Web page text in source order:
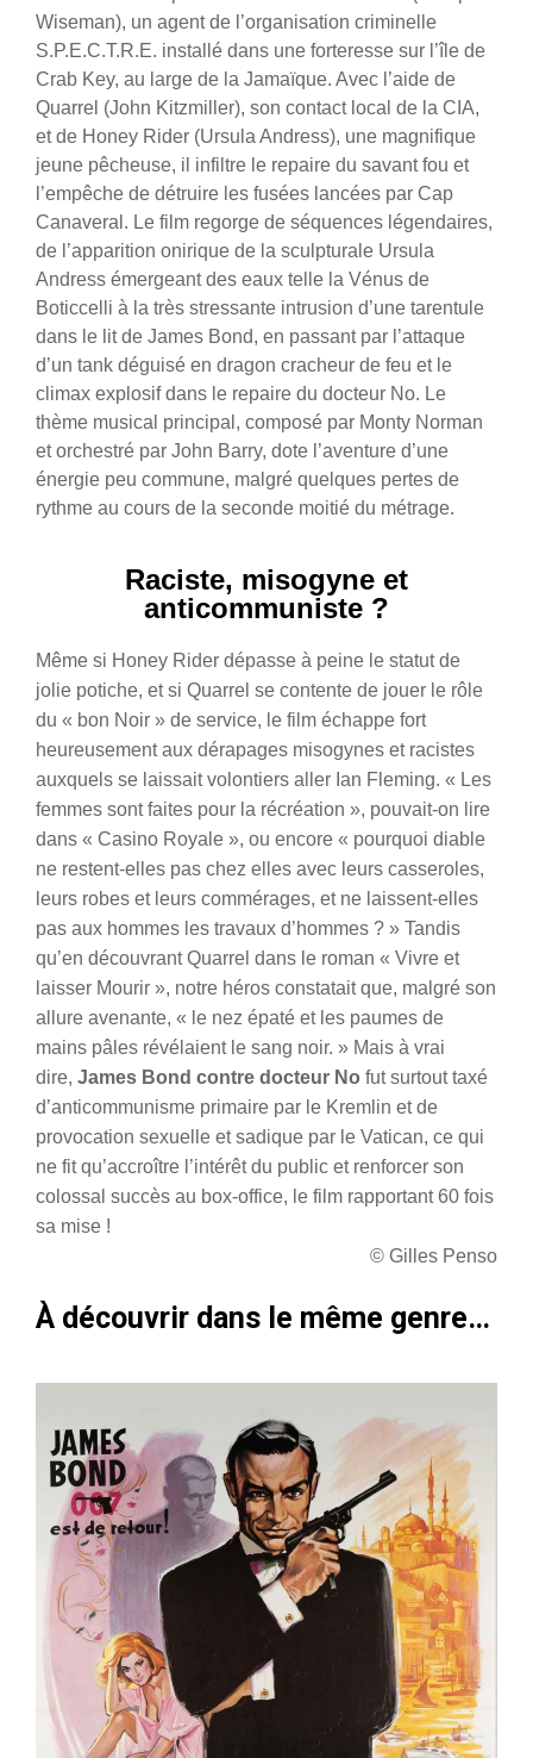
Wiseman), un agent de l’organisation criminelle
S.P.E.C.T.R.E. installé dans une forteresse sur l’île de
Crab Key, au large de la Jamaïque. Avec l’aide de
Quarrel (John Kitzmiller), son contact local de la CIA,
et de Honey Rider (Ursula Andress), une magnifique
jeune pêcheuse, il infiltre le repaire du savant fou et
l’empêche de détruire les fusées lancées par Cap
Canaveral. Le film regorge de séquences légendaires,
de l’apparition onirique de la sculpturale Ursula
Andress émergeant des eaux telle la Vénus de
Boticcelli à la très stressante intrusion d’une tarentule
dans le lit de James Bond, en passant par l’attaque
d’un tank déguisé en dragon cracheur de feu et le
climax explosif dans le repaire du docteur No. Le
thème musical principal, composé par Monty Norman
et orchestré par John Barry, dote l’aventure d’une
énergie peu commune, malgré quelques pertes de
rythme au cours de la seconde moitié du métrage.
Raciste, misogyne et
anticommuniste ?
Même si Honey Rider dépasse à peine le statut de
jolie potiche, et si Quarrel se contente de jouer le rôle
du « bon Noir » de service, le film échappe fort
heureusement aux dérapages misogynes et racistes
auxquels se laissait volontiers aller Ian Fleming. « Les
femmes sont faites pour la récréation », pouvait-on lire
dans « Casino Royale », ou encore « pourquoi diable
ne restent-elles pas chez elles avec leurs casseroles,
leurs robes et leurs commérages, et ne laissent-elles
pas aux hommes les travaux d’hommes ? » Tandis
qu’en découvrant Quarrel dans le roman « Vivre et
laisser Mourir », notre héros constatait que, malgré son
allure avenante, « le nez épaté et les paumes de
mains pâles révélaient le sang noir. » Mais à vrai
dire, James Bond contre docteur No fut surtout taxé
d’anticommunisme primaire par le Kremlin et de
provocation sexuelle et sadique par le Vatican, ce qui
ne fit qu’accroître l’intérêt du public et renforcer son
colossal succès au box-office, le film rapportant 60 fois
sa mise !
© Gilles Penso
À découvrir dans le même genre…